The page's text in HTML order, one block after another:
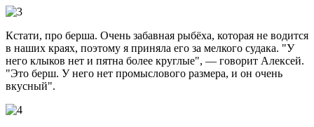
Кстати, про берша. Очень забавная рыбёха, которая не водится
в наших краях, поэтому я приняла его за мелкого судака. "У
него клыков нет и пятна более круглые", — говорит Алексей.
"Это берш. У него нет промыслового размера, и он очень
вкусный".